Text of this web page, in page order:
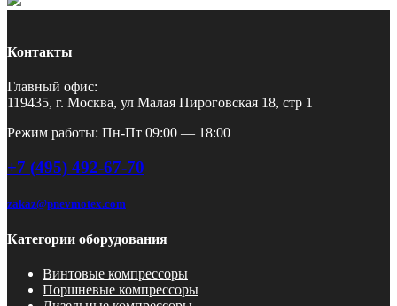
Контакты
Главный офис:
119435, г. Москва, ул Малая Пироговская 18, стр 1
Режим работы: Пн-Пт 09:00 — 18:00
+7 (495) 492-67-70
zakaz@pnevmotex.com
Категории оборудования
Винтовые компрессоры
Поршневые компрессоры